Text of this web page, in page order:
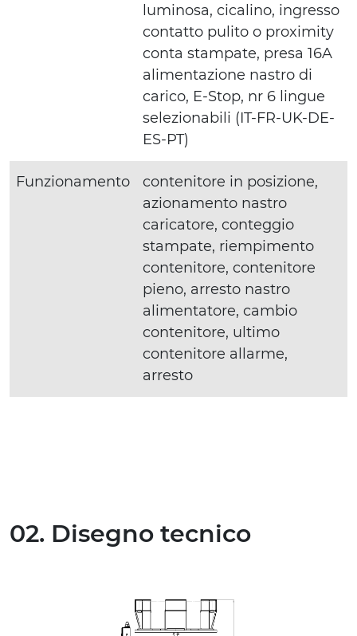
luminosa, cicalino, ingresso
contatto pulito o proximity
conta stampate, presa 16A
alimentazione nastro di
carico, E-Stop, nr 6 lingue
selezionabili (IT-FR-UK-DE-
ES-PT)
Funzionamento
contenitore in posizione,
azionamento nastro
caricatore, conteggio
stampate, riempimento
contenitore, contenitore
pieno, arresto nastro
alimentatore, cambio
contenitore, ultimo
contenitore allarme,
arresto
02. Disegno tecnico